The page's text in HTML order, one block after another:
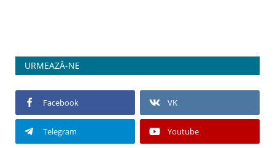
URMEAZĂ-NE
Facebook VK
Telegram Youtube